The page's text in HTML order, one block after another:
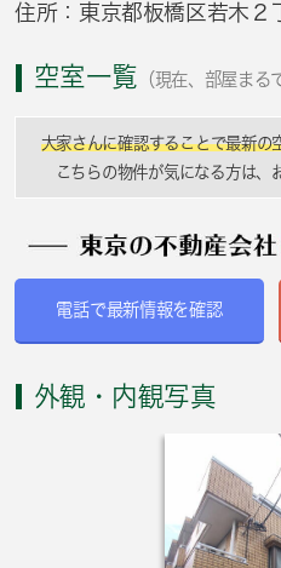
住所：東京都板橋区若木
空室一覧 （現在、部屋まる
大家さんに確認することで最新の
こちらの物件が気になる方は、
電話で最新情報を確認
外観・内観写真